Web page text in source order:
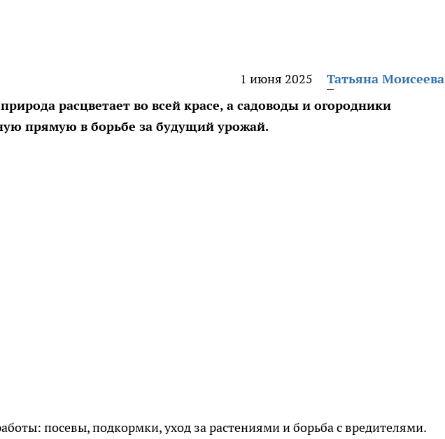
1 июня 2025
Татьяна Моисеева
расцветает во всей красе, а садоводы и огородники
прямую в борьбе за будущий урожай.
посевы, подкормки, уход за растениями и борьба с вредителями.